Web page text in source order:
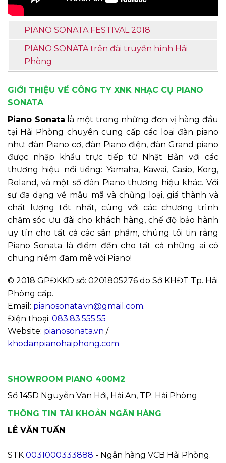
PIANO SONATA FESTIVAL 2018
PIANO SONATA trên đài truyền hình Hải
Phòng
GIỚI THIỆU VỀ CÔNG TY XNK NHẠC CỤ PIANO
SONATA
Piano Sonata là một trong những đơn vị hàng đầu
tại Hải Phòng chuyên cung cấp các loại đàn piano
như: đàn Piano cơ, đàn Piano điện, đàn Grand piano
được nhập khẩu trực tiếp từ Nhật Bản với các
thương hiệu nổi tiếng: Yamaha, Kawai, Casio, Korg,
Roland, và một số đàn Piano thương hiệu khác. Với
sự đa dạng về mẫu mã và chủng loại, giá thành và
chất lượng tốt nhất, cùng với các chương trình
chăm sóc ưu đãi cho khách hàng, chế độ bảo hành
uy tín cho tất cả các sản phẩm, chúng tôi tin rằng
Piano Sonata là điểm đến cho tất cả những ai có
chung niềm đam mê với Piano!
© 2018 GPĐKKD số: 0201805276 do Sở KHĐT Tp. Hải
Phòng cấp.
Email: pianosonata.vn@gmail.com.
Điện thoại: 083.83.555.55
Website: pianosonata.vn /
khodanpianohaiphong.com
SHOWROOM PIANO 400M2
Số 145D Nguyễn Văn Hới, Hải An, TP. Hải Phòng
THÔNG TIN TÀI KHOẢN NGÂN HÀNG
LÊ VĂN TUẤN
STK 0031000333888 - Ngân hàng VCB Hải Phòng.